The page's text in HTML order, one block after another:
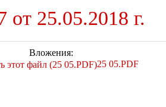
25.05.2018 г.
Вложения:
25 05.PDF